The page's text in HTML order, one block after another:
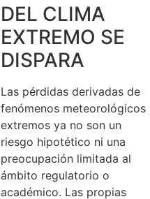
DEL CLIMA
EXTREMO SE
DISPARA
Las pérdidas derivadas de
fenómenos meteorológicos
extremos ya no son un
riesgo hipotético ni una
preocupación limitada al
ámbito regulatorio o
académico. Las propias